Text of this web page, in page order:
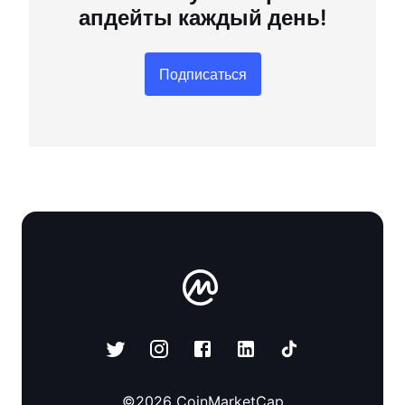
апдейты каждый день!
Подписаться
©2026 CoinMarketCap